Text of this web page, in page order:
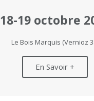
18-19 octobre
Le Bois Marquis (Vernioz
En Savoir +